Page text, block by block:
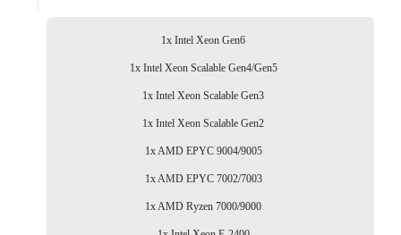
1x Intel Xeon Gen6
1x Intel Xeon Scalable Gen4/Gen5
1x Intel Xeon Scalable Gen3
1x Intel Xeon Scalable Gen2
1x AMD EPYC 9004/9005
1x AMD EPYC 7002/7003
1x AMD Ryzen 7000/9000